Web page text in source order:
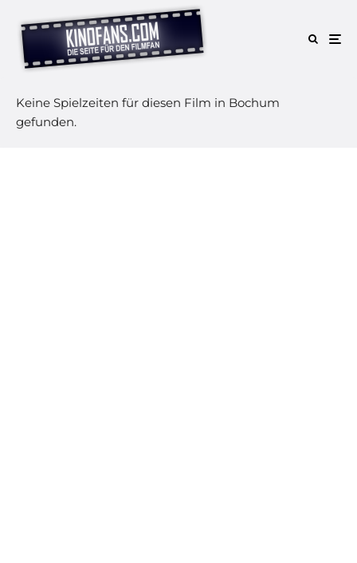
Keine Spielzeiten für diesen Film in Bochum
gefunden.